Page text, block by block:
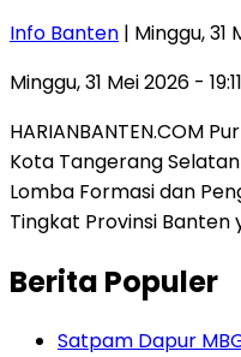
Info Banten | Minggu, 31
Minggu, 31 Mei 2026 -
HARIANBANTEN.COM
Kota Tangerang
Lomba Formasi dan
Tingkat Provinsi Banten
Berita Populer
Satpam Dapur